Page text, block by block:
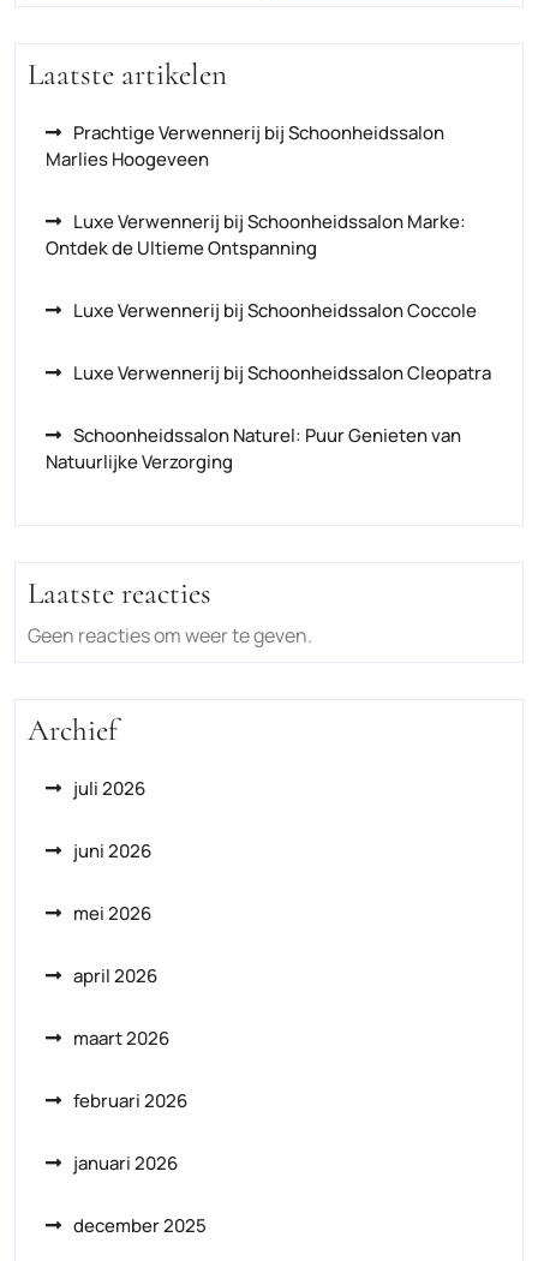
Laatste artikelen
Prachtige Verwennerij bij Schoonheidssalon
Marlies Hoogeveen
Luxe Verwennerij bij Schoonheidssalon Marke:
Ontdek de Ultieme Ontspanning
Luxe Verwennerij bij Schoonheidssalon Coccole
Luxe Verwennerij bij Schoonheidssalon Cleopatra
Schoonheidssalon Naturel: Puur Genieten van
Natuurlijke Verzorging
Laatste reacties
Geen reacties om weer te geven.
Archief
juli 2026
juni 2026
mei 2026
april 2026
maart 2026
februari 2026
januari 2026
december 2025